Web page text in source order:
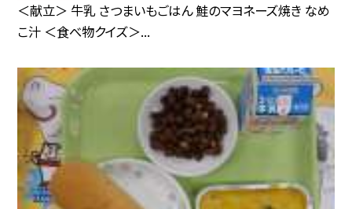
＜献立＞ 牛乳 さつまいもごはん 鮭のマヨネーズ焼き なめ
こ汁 ＜食べ物クイズ＞...